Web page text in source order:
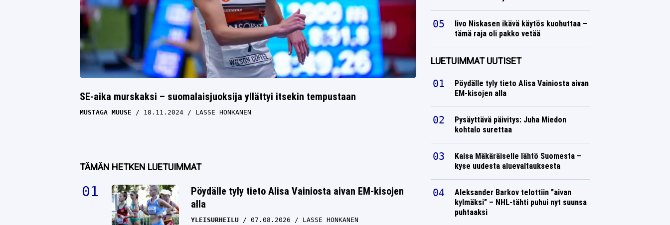
SE-aika murskaksi – suomalaisjuoksija yllättyi itsekin tempustaan
MUSTAGA MUUSE 18.11.2024 LASSE HONKANEN
TÄMÄN HETKEN LUETUIMMAT
Pöydälle tyly tieto Alisa Vainiosta aivan EM-kisojen
alla
YLEISURHEILU 07.08.2026 LASSE HONKANEN
Iivo Niskasen ikävä käytös kuohuttaa –
tämä raja oli pakko vetää
LUETUIMMAT UUTISET
Pöydälle tyly tieto Alisa Vainiosta aivan
EM-kisojen alla
Pysäyttävä päivitys: Juha Miedon
kohtalo surettaa
Kaisa Mäkäräiselle lähtö Suomesta –
kyse uudesta aluevaltauksesta
Aleksander Barkov telottiin ”aivan
kylmäksi” – NHL-tähti puhui nyt suunsa
puhtaaksi